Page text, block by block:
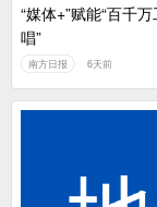
“媒体+”赋能“百千
唱”
南方日报 6天前